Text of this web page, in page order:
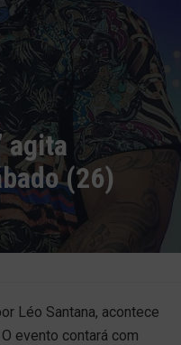
agita
(26)
Léo Santana, acontece
evento contará com